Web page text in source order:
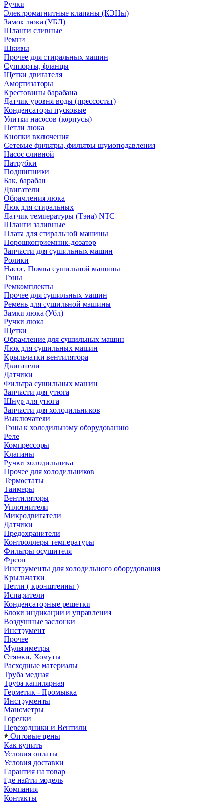
Ручки
Электромагнитные клапаны (КЭНы)
Замок люка (УБЛ)
Шланги сливные
Ремни
Шкивы
Прочее для стиральных машин
Суппорты, фланцы
Щетки двигателя
Амортизаторы
Крестовины барабана
Датчик уровня воды (прессостат)
Конденсаторы пусковые
Улитки насосов (корпусы)
Петли люка
Кнопки включения
Сетевые фильтры, фильтры шумоподавления
Насос сливной
Патрубки
Подшипники
Бак, барабан
Двигатели
Обрамления люка
Люк для стиральных
Датчик температуры (Тэна) NTC
Шланги заливные
Плата для стиральной машины
Порошкоприемник-дозатор
Запчасти для сушильных машин
Ролики
Насос, Помпа сушильной машины
Тэны
Ремкомплекты
Прочее для сушильных машин
Ремень для сушильной машины
Замки люка (Убл)
Ручки люка
Щетки
Обрамление для сушильных машин
Люк для сушильных машин
Крыльчатки вентилятора
Двигатели
Датчики
Фильтра сушильных машин
Запчасти для утюга
Шнур для утюга
Запчасти для холодильников
Выключатели
Тэны к холодильному оборудованию
Реле
Компрессоры
Клапаны
Ручки холодильника
Прочее для холодильников
Термостаты
Таймеры
Вентиляторы
Уплотнители
Микродвигатели
Датчики
Предохранители
Контроллеры температуры
Фильтры осушителя
Фреон
Инструменты для холодильного оборудования
Крыльчатки
Петли ( кронштейны )
Испарители
Конденсаторные решетки
Блоки индикации и управления
Воздушные заслонки
Инструмент
Прочее
Мультиметры
Стяжки, Хомуты
Расходные материалы
Труба медная
Труба капилярная
Герметик - Промывка
Инструменты
Манометры
Горелки
Переходники и Вентили
Оптовые цены
Как купить
Условия оплаты
Условия доставки
Гарантия на товар
Где найти модель
Компания
Контакты